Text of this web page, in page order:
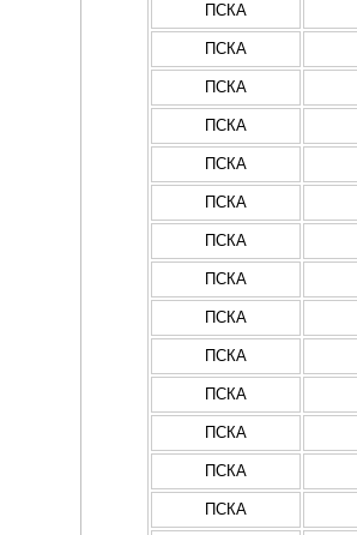
ПСКА
ПСКА
ПСКА
ПСКА
ПСКА
ПСКА
ПСКА
ПСКА
ПСКА
ПСКА
ПСКА
ПСКА
ПСКА
ПСКА